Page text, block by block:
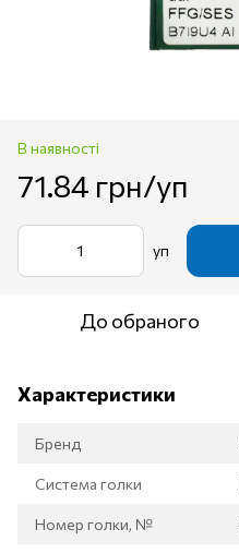
В наявності
71.84 грн/уп
уп
До обраного
Характеристики
Бренд
Система голки
Номер голки, №